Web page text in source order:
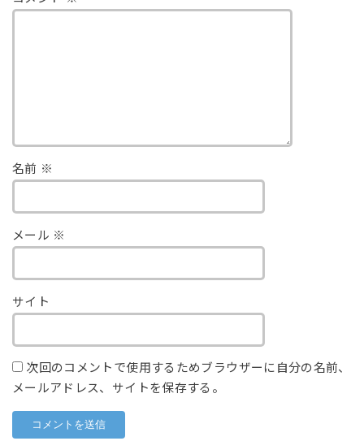
名前 ※
メール ※
サイト
次回のコメントで使用するためブラウザーに自分の名前、
メールアドレス、サイトを保存する。